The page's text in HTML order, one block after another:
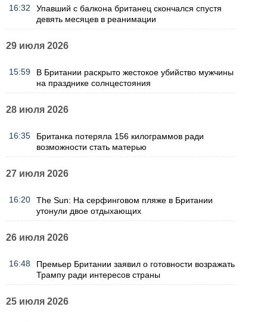
16:32
Упавший с балкона британец скончался спустя
девять месяцев в реанимации
29 июля 2026
15:59
В Британии раскрыто жестокое убийство мужчины
на празднике солнцестояния
28 июля 2026
16:35
Британка потеряла 156 килограммов ради
возможности стать матерью
27 июля 2026
16:20
The Sun: На серфинговом пляже в Британии
утонули двое отдыхающих
26 июля 2026
16:48
Премьер Британии заявил о готовности возражать
Трампу ради интересов страны
25 июля 2026